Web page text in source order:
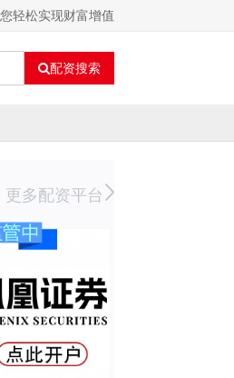
轻松实现财富增值
配资搜索
更多配资平台